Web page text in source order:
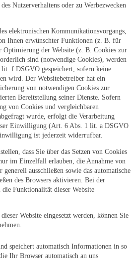
Nutzerverhaltens oder zu Werbezwecken
elektronischen Kommunikationsvorgangs,
Ihnen erwünschter Funktionen (z. B. für
der Website (z. B. Cookies zur
sind (notwendige Cookies), werden
f DSGVO gespeichert, sofern keine
wird. Der Websitebetreiber hat ein
von notwendigen Cookies zur
Bereitstellung seiner Dienste. Sofern
von Cookies und vergleichbaren
wurde, erfolgt die Verarbeitung
Einwilligung (Art. 6 Abs. 1 lit. a DSGVO
ist jederzeit widerrufbar.
dass Sie über das Setzen von Cookies
im Einzelfall erlauben, die Annahme von
ausschließen sowie das automatische
des Browsers aktivieren. Bei der
Funktionalität dieser Website
Website eingesetzt werden, können Sie
speichert automatisch Informationen in so
Ihr Browser automatisch an uns